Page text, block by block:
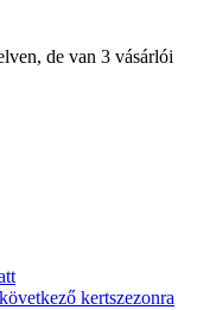
de van 3 vásárlói
kertszezonra